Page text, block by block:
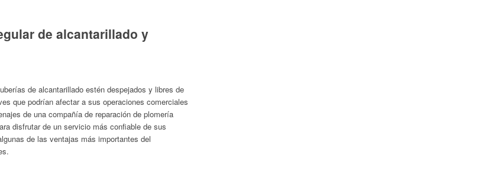
de alcantarillado y
de alcantarillado estén despejados y libres de
que podrían afectar a sus operaciones comerciales
de una compañía de reparación de plomería
disfrutar de un servicio más confiable de sus
de las ventajas más importantes del